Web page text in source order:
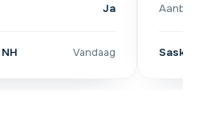
Ja
Vandaag Sasker